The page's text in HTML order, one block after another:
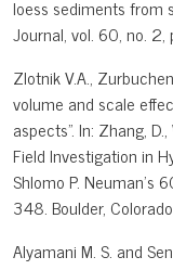
loess sediments from
Journal, vol. 60, no.
Zlotnik V.A.,
volume and scale
aspects". In: Zhang,
Field Investigation in
Shlomo P. Neuman's
348. Boulder,
Alyamani M. S. and